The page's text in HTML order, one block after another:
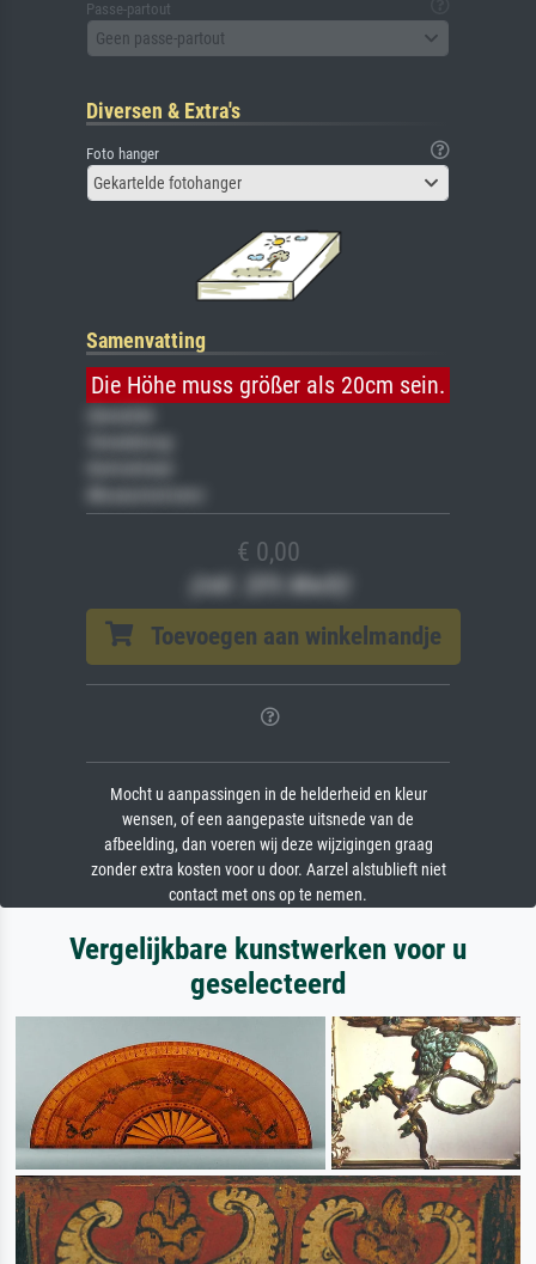
Passe-partout
Geen passe-partout
Diversen & Extra's
Foto hanger
Gekartelde fotohanger
Samenvatting
Die Höhe muss größer als 20cm sein.
Veredelung
Museumslizenz
€ 0,00
(inkl. 20% MwSt)
Toevoegen aan winkelmandje
Mocht u aanpassingen in de helderheid en kleur
wensen, of een aangepaste uitsnede van de
afbeelding, dan voeren wij deze wijzigingen graag
zonder extra kosten voor u door. Aarzel alstublieft niet
contact met ons op te nemen.
Vergelijkbare kunstwerken voor u
geselecteerd